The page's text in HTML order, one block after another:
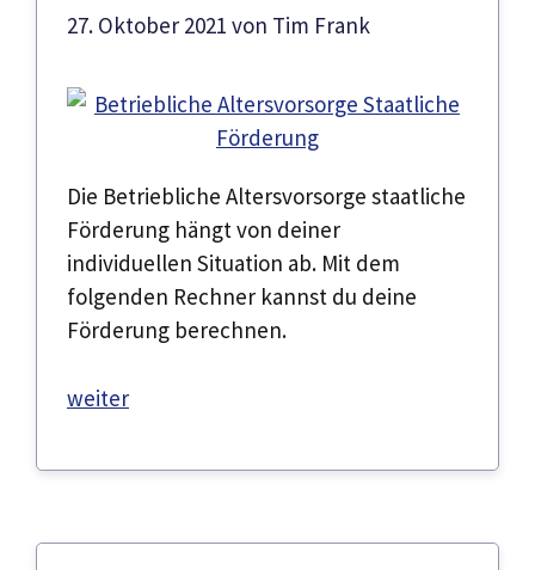
27. Oktober 2021 von Tim Frank
Die Betriebliche Altersvorsorge staatliche
Förderung hängt von deiner
individuellen Situation ab. Mit dem
folgenden Rechner kannst du deine
Förderung berechnen.
weiter